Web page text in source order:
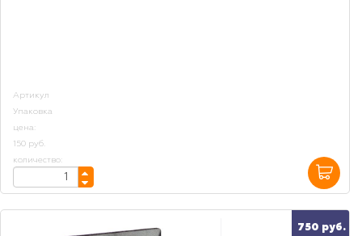
Артикул
Упаковка
цена:
150 руб.
количество:
750 руб.